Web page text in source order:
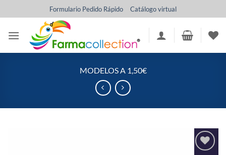
al
contenido
Formulario Pedido Rápido Catálogo virtual
MODELOS A 1,50€